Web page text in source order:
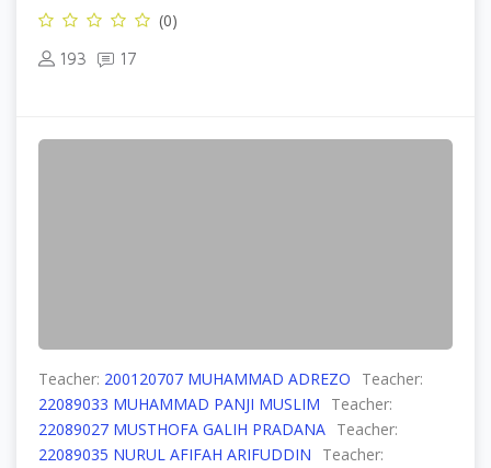
(0)
193 17
Teacher: 200120707 MUHAMMAD ADREZO
Teacher:
22089033 MUHAMMAD PANJI MUSLIM
Teacher:
22089027 MUSTHOFA GALIH PRADANA Teacher:
22089035 NURUL AFIFAH ARIFUDDIN
Teacher: